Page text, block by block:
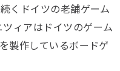
くドイツの老舗ゲーム
ィアはドイツのゲーム
製作しているボードゲ